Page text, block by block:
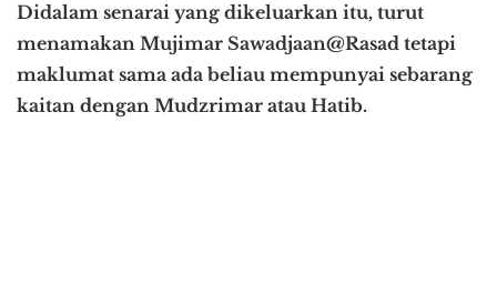
Didalam senarai yang dikeluarkan itu, turut
menamakan Mujimar Sawadjaan@Rasad tetapi
maklumat sama ada beliau mempunyai sebarang
kaitan dengan Mudzrimar atau Hatib.